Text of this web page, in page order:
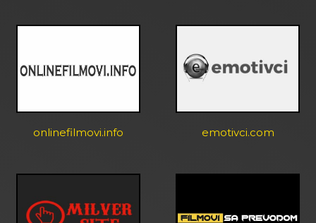
onlinefilmovi.info emotivci.com